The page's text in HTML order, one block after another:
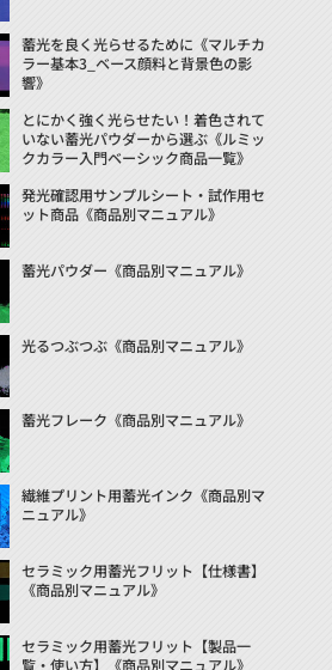
蓄光を良く光らせるために《マルチカ
ラー基本3_ベース顔料と背景色の影
響》
とにかく強く光らせたい！着色されて
いない蓄光パウダーから選ぶ《ルミッ
クカラー入門ベーシック商品一覧》
発光確認用サンプルシート・試作用セ
ット商品《商品別マニュアル》
蓄光パウダー《商品別マニュアル》
光るつぶつぶ《商品別マニュアル》
蓄光フレーク《商品別マニュアル》
繊維プリント用蓄光インク《商品別マ
ニュアル》
セラミック用蓄光フリット【仕様書】
《商品別マニュアル》
セラミック用蓄光フリット【製品一
覧・使い方】《商品別マニュアル》